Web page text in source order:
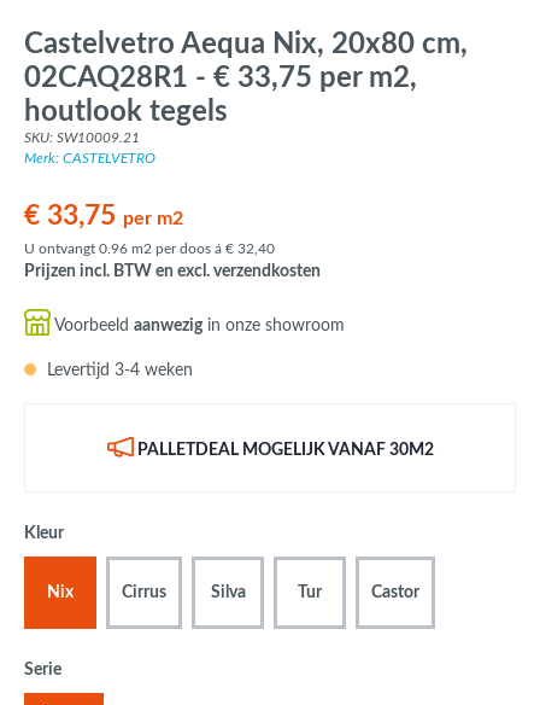
Castelvetro Aequa Nix, 20x80 cm,
02CAQ28R1 - € 33,75 per m2,
houtlook tegels
SKU: SW10009.21
Merk: CASTELVETRO
€ 33,75 per m2
U ontvangt 0.96 m2 per doos á € 32,40
Prijzen incl. BTW en excl. verzendkosten
Voorbeeld aanwezigin onze showroom
Levertijd 3-4 weken
PALLETDEAL MOGELIJK VANAF 30M2
Kleur
Nix Cirrus Silva Tur Castor
Serie